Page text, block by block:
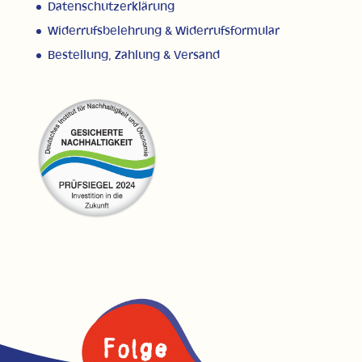
Datenschutzerklärung
Widerrufsbelehrung & Widerrufsformular
Bestellung, Zahlung & Versand